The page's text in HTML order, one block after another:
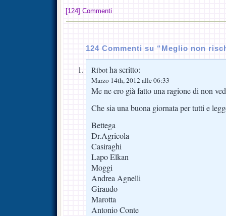
[124] Commenti
124 Commenti su “Meglio non
Ribot ha scritto:
Marzo 14th, 2012 alle 06:33
Me ne ero già fatto una ragione di non
Che sia una buona giornata per tutti e
Bettega
Dr.Agricola
Casiraghi
Lapo Elkan
Moggi
Andrea Agnelli
Giraudo
Marotta
Antonio Conte